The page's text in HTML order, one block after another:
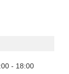
18:00